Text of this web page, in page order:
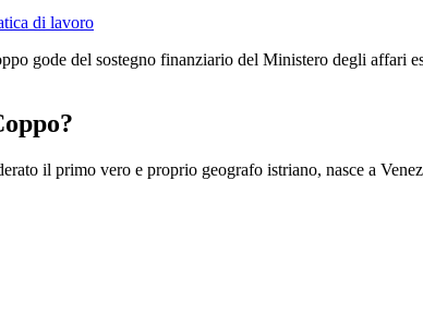
di lavoro
gode del sostegno finanziario del Ministero degli affari
il primo vero e proprio geografo istriano, nasce a